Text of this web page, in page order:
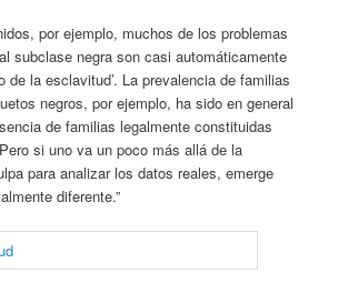
por ejemplo, muchos de los problemas
subclase negra son casi automáticamente
de la esclavitud’. La prevalencia de familias
negros, por ejemplo, ha sido en general
de familias legalmente constituidas
si uno va un poco más allá de la
para analizar los datos reales, emerge
diferente.”